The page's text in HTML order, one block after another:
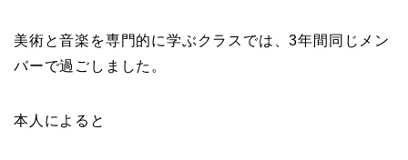
美術と音楽を専門的に学ぶクラスでは、3年間同じメン
バーで過ごしました。
本人によると